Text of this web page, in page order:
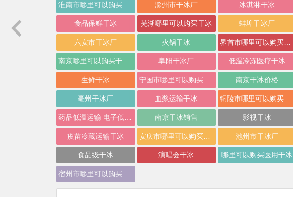
淮南市哪里可以购买干冰 滁州市干冰厂 冰淇淋干冰
食品保鲜干冰 芜湖哪里可以购买干冰 蚌埠干冰厂
六安市干冰厂 火锅干冰 界首市哪里可以购买干冰
南京哪里可以购买干冰价格 阜阳干冰厂 低温冷冻医疗干冰
生鲜干冰 宁国市哪里可以购买干冰 南京干冰价格
亳州干冰厂 血浆运输干冰 铜陵市哪里可以购买干冰
药品低温运输 电子低温材料干冰 南京干冰销售 影视干冰
疫苗冷藏运输干冰 安庆市哪里可以购买干冰 池州市干冰厂
食品级干冰 演唱会干冰 哪里可以购买医用干冰
宿州市哪里可以购买干冰
干冰厂冷链物流片状干冰生产设备 瑶杰干冰清洗成功应用塑料与聚氨酯行业